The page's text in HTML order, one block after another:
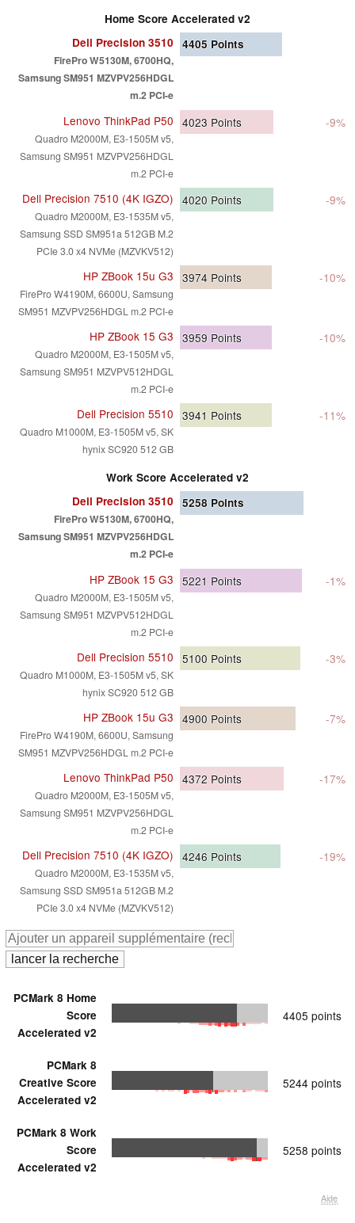
Home Score Accelerated v2
Dell Precision 3510
FirePro W5130M, 6700HQ,
Samsung SM951 MZVPV256HDGL
m.2 PCI-e
4405 Points
Lenovo ThinkPad P50
Quadro M2000M, E3-1505M v5,
Samsung SM951 MZVPV256HDGL
m.2 PCI-e
4023 Points -9%
Dell Precision 7510 (4K IGZO)
Quadro M2000M, E3-1535M v5,
Samsung SSD SM951a 512GB M.2
PCIe 3.0 x4 NVMe (MZVKV512)
4020 Points -9%
HP ZBook 15u G3
FirePro W4190M, 6600U, Samsung
SM951 MZVPV256HDGL m.2 PCI-e
3974 Points -10%
HP ZBook 15 G3
Quadro M2000M, E3-1505M v5,
Samsung SM951 MZVPV512HDGL
m.2 PCI-e
3959 Points -10%
Dell Precision 5510
Quadro M1000M, E3-1505M v5, SK
hynix SC920 512 GB
3941 Points -11%
Work Score Accelerated v2
Dell Precision 3510
FirePro W5130M, 6700HQ,
Samsung SM951 MZVPV256HDGL
m.2 PCI-e
5258 Points
HP ZBook 15 G3
Quadro M2000M, E3-1505M v5,
Samsung SM951 MZVPV512HDGL
m.2 PCI-e
5221 Points -1%
Dell Precision 5510
Quadro M1000M, E3-1505M v5, SK
hynix SC920 512 GB
5100 Points -3%
HP ZBook 15u G3
FirePro W4190M, 6600U, Samsung
SM951 MZVPV256HDGL m.2 PCI-e
4900 Points -7%
Lenovo ThinkPad P50
Quadro M2000M, E3-1505M v5,
Samsung SM951 MZVPV256HDGL
m.2 PCI-e
4372 Points -17%
Dell Precision 7510 (4K IGZO)
Quadro M2000M, E3-1535M v5,
Samsung SSD SM951a 512GB M.2
PCIe 3.0 x4 NVMe (MZVKV512)
4246 Points -19%
PCMark 8 Home
Score
Accelerated v2
4405 points
PCMark 8
Creative Score
Accelerated v2
5244 points
PCMark 8 Work
Score
Accelerated v2
5258 points
Aide